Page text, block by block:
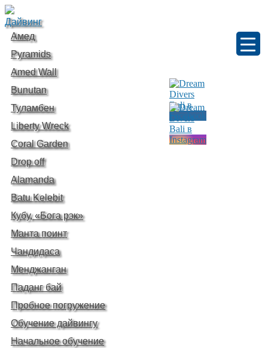
Дайвинг
Амед
Pyramids
Amed Wall
Bunutan
Туламбен
Liberty Wreck
Coral Garden
Drop off
Alamanda
Batu Kelebit
Кубу, «Бога рэк»
Манта поинт
Чандидаса
Менджанган
Паданг бай
Пробное погружение
Обучение дайвингу
Начальное обучение